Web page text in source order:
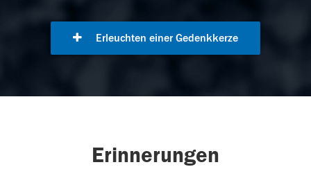
Erleuchten einer Gedenkkerze
Erinnerungen